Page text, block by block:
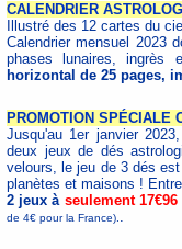
CALENDRIER
Illustré des 12 cartes du
Calendrier mensuel 2023
phases lunaires, ingrès
horizontal de 25 pages,
PROMOTION SPÉCIALE
Jusqu'au 1er janvier
deux jeux de dés
velours, le jeu de 3 dés
planètes et maisons !
2 jeux à seulement 17€96
de 4€ pour la France). .